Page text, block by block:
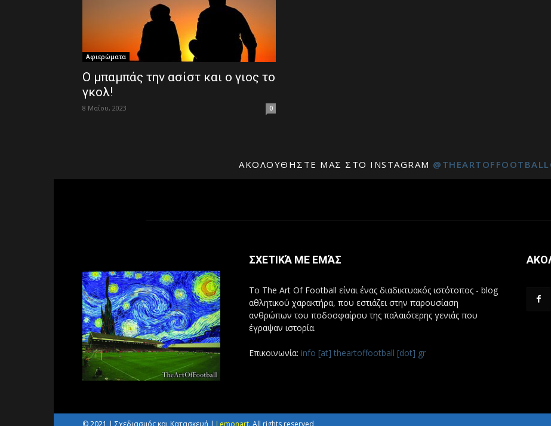
Αφιερώματα
Ο μπαμπάς την ασίστ και ο γιος το
γκολ!
8 Μαΐου, 2023 0
ΑΚΟΛΟΥΘΉΣΤΕ ΜΑΣ ΣΤΟ INSTAGRAM
ΣΧΕΤΙΚΆ ΜΕ ΕΜΆΣ
Το The Art Of Football είναι ένας διαδικτυακός ιστότοπος - blog
αθλητικού χαρακτήρα, που εστιάζει στην παρουσίαση
ανθρώπων του ποδοσφαίρου της παλαιότερης γενιάς που
έγραψαν ιστορία.
Επικοινωνία: info [at] theartoffootball [dot] gr
© 2021 | Σχεδιασμός και Κατασκευή | Lemonart. All rights reserved